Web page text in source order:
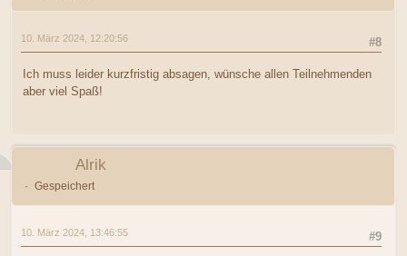
#8
10. März 2024, 12:20:56
Ich muss leider kurzfristig absagen, wünsche allen Teilnehmenden
aber viel Spaß!
Alrik
Gespeichert
#9
10. März 2024, 13:46:55